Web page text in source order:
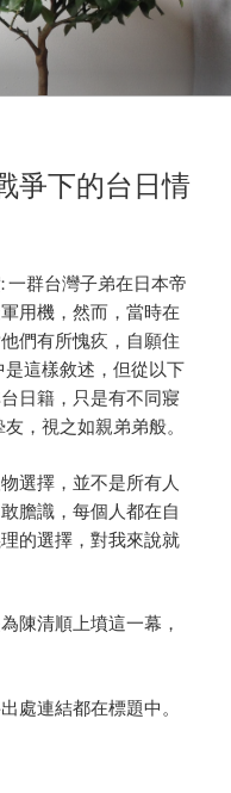
爭下的台日情
一群台灣子弟在日本帝
用機，然而，當時在
們有所愧疚，自願住
這樣敘述，但從以下
日籍，只是有不同寢
，視之如親弟弟般。
選擇，並不是所有人
膽識，每個人都在自
的選擇，對我來說就
陳清順上墳這一幕，
處連結都在標題中。